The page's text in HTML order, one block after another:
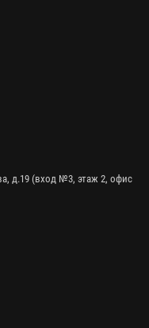
д.19 (вход №3, этаж 2, офис